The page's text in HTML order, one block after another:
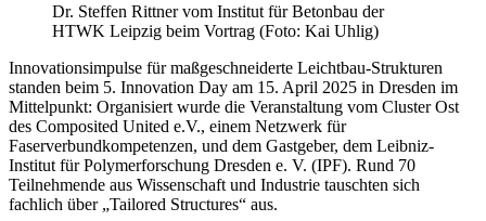
Dr. Steffen Rittner vom Institut für Betonbau der
HTWK Leipzig beim Vortrag (Foto: Kai Uhlig)
Innovationsimpulse für maßgeschneiderte Leichtbau-Strukturen
standen beim 5. Innovation Day am 15. April 2025 in Dresden im
Mittelpunkt: Organisiert wurde die Veranstaltung vom Cluster Ost
des Composited United e.V., einem Netzwerk für
Faserverbundkompetenzen, und dem Gastgeber, dem Leibniz-
Institut für Polymerforschung Dresden e. V. (IPF). Rund 70
Teilnehmende aus Wissenschaft und Industrie tauschten sich
fachlich über „Tailored Structures“ aus.